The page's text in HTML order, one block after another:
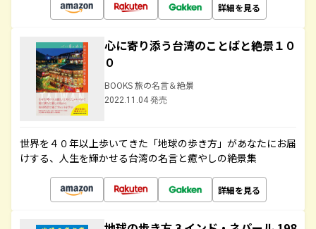
詳細を見る
心に寄り添う台湾のことばと絶景１０
０
BOOKS 旅の名言＆絶景
2022.11.04 発売
世界を４０年以上歩いてきた「地球の歩き方」があなたにお届
けする、人生を輝かせる台湾の名言と癒やしの絶景集
詳細を見る